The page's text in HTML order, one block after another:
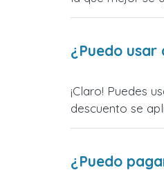
¿Puedo
¡Claro! Puedes
descuento se
¿Puedo